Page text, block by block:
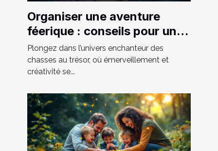
Organiser une aventure
féerique : conseils pour une
chasse au trésor réussie
Plongez dans l’univers enchanteur des
chasses au trésor, où émerveillement et
créativité se...